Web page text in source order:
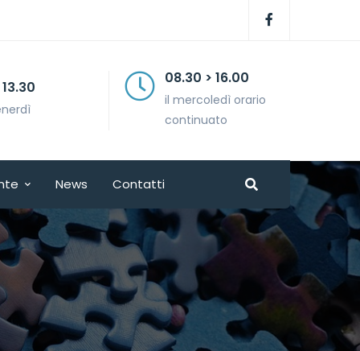
08.30 > 16.00
il mercoledì orario
continuato
News Contatti